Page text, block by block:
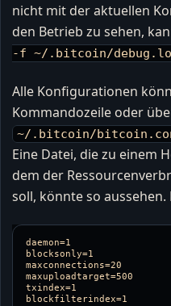
nicht mit der aktuellen
den Betrieb zu sehen,
-f ~/.bitcoin/
Alle Konfigurationen
Kommandozeile oder
~/.bitcoin/
Eine Datei, die zu einem
dem der
soll, könnte so
daemon=1
blocksonly=1
maxconnections=20
maxuploadtarget=500
txindex=1
blockfilterindex=1